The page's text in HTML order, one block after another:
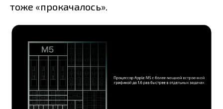
тоже «прокачалось».